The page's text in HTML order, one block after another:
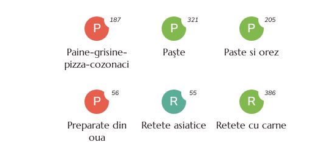
P
Paine-grisine-
pizza-cozonaci
187
P
Paşte
321
P
Paste si orez
205
P
Preparate din
oua
56
R
Retete asiatice
55
R
Retete cu carne
386